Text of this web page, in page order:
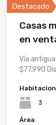
Destacado
Casas
en
Vía
$77,990
3
Área